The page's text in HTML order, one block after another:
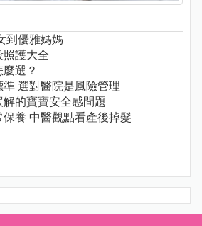
到優雅媽媽
照護大全
選？
選對醫院是風險管理
的寶寶安全感問題
養 中醫觀點看產後掉髮